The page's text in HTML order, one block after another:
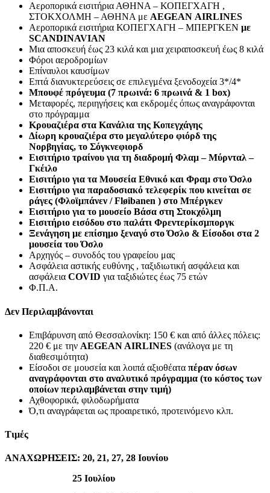
Αεροπορικά εισιτήρια ΑΘΗΝΑ – ΚΟΠΕΓΧΑΓΗ ,
ΣΤΟΚΧΟΛΜΗ – ΑΘΗΝΑ με AEGEAN AIRLINES
Αεροπορικά εισιτήρια ΚΟΠΕΓΧΑΓΗ – ΜΠΕΡΓΚΕΝ με
SCANDINAVIAN
Μια αποσκευή έως 23 κιλά και μια χειραποσκευή έως 8 κιλά
Φόροι αεροδρομίων
Επίναυλοι καυσίμων
Επτά διανυκτερεύσεις σε επιλεγμένα ξενοδοχεία 3*/4*
Μπουφέ πρόγευμα (7 πρωινά: 6 πρωινά & 1 box)
Μεταφορές, περιηγήσεις και εκδρομές όπως αναγράφονται
στο πρόγραμμα
Κρουαζιέρα στα Κανάλια της Κοπεγχάγης
Δίωρη κρουαζιέρα στο μεγαλύτερο φιόρδ της
Νορβηγίας, το Σόγκνεφιορδ
Εισιτήριο τραίνου για τη διαδρομή Φλαμ – Μύρνταλ –
Γκέιλο
Εισιτήριο για τα Μουσεία Εθνικό και Φραμ στο Όσλο
Εισιτήριο για παραδοσιακό τελεφερίκ που κινείται σε
ράγες (Φλοϊμπάνεν / Fløibanen ) στο Μπέργκεν
Εισιτήριο για το μουσείο Βάσα στη Στοκχόλμη
Εισιτήριο εισόδου στο παλάτι Φρεντερίκσμποργκ
Ξενάγηση με επίσημο ξεναγό στο Όσλο & Είσοδοι στα 2
μουσεία του Όσλο
Αρχηγός – συνοδός του γραφείου μας
Ασφάλεια αστικής ευθύνης , ταξιδιωτική ασφάλεια και
ασφάλεια COVID για ταξιδιώτες έως 75 ετών
Φ.Π.Α.
Δεν Περιλαμβάνονται
Επιβάρυνση από Θεσσαλονίκη: 150 € και από άλλες πόλεις:
220 € με την AEGEAN AIRLINES (ανάλογα με τη
διαθεσιμότητα)
Είσοδοι σε μουσεία και λοιπά αξιοθέατα πέραν όσων
αναγράφονται στο αναλυτικό πρόγραμμα (το κόστος των
οποίων περιλαμβάνεται στην τιμή)
Αχθοφορικά, φιλοδωρήματα
Ό,τι αναγράφεται ως προαιρετικό, προτεινόμενο κλπ.
Τιμές
ΑΝΑΧΩΡΗΣΕΙΣ: 20, 21, 27, 28 Ιουνίου
25 Ιουλίου